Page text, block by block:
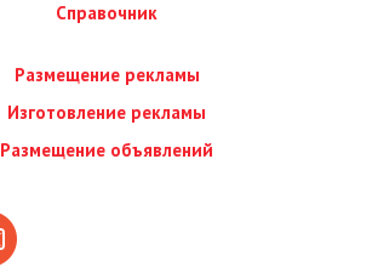
Справочник
Размещение рекламы
Изготовление рекламы
Размещение объявлений